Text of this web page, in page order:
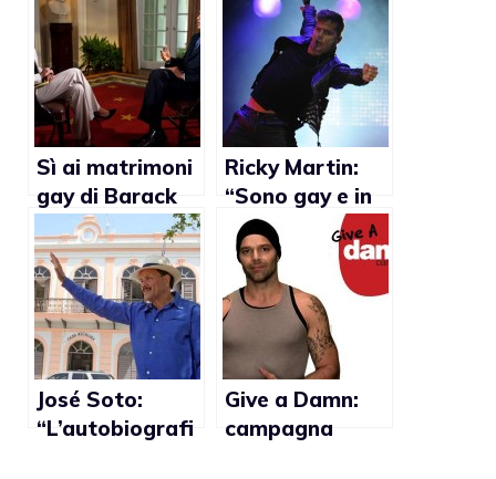
Sì ai matrimoni
gay di Barack
Obama,
reazioni di Lady
Gaga, Alec
Baldwin, Tyra
Banks,
Samantha
Ronson, Ellen
DeGeneres,
Ricky Martin:
“Sono gay e in
cerca dei miei
diritti”
José Soto:
“L’autobiografi
Give a Damn:
campagna